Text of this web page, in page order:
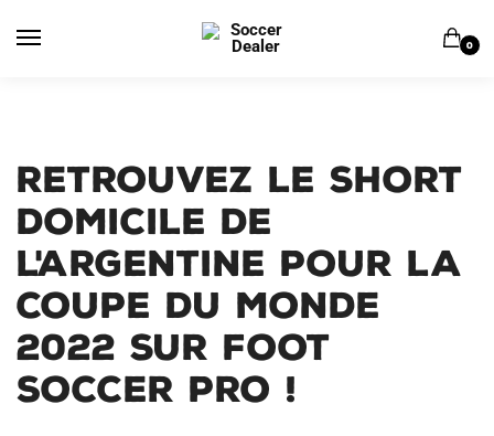
0
Retrouvez le short
domicile de
l'Argentine pour la
coupe du monde
2022 sur Foot
Soccer Pro !